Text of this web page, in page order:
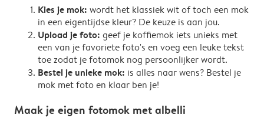
Kies je mok: wordt het klassiek wit of toch een mok
in een eigentijdse kleur? De keuze is aan jou.
Upload je foto: geef je koffiemok iets unieks met
een van je favoriete foto's en voeg een leuke tekst
toe zodat je fotomok nog persoonlijker wordt.
Bestel je unieke mok: is alles naar wens? Bestel je
mok met foto en klaar ben je!
Maak je eigen fotomok met albelli